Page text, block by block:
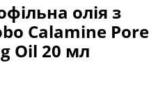
олія з
Calamine Pore
Oil 20 мл